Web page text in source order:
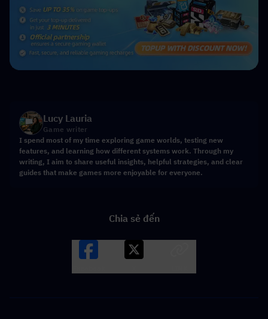
Lucy Lauria
Game writer
I spend most of my time exploring game worlds, testing new
features, and learning how different systems work. Through my
writing, I aim to share useful insights, helpful strategies, and clear
guides that make games more enjoyable for everyone.
Chia sẻ đến